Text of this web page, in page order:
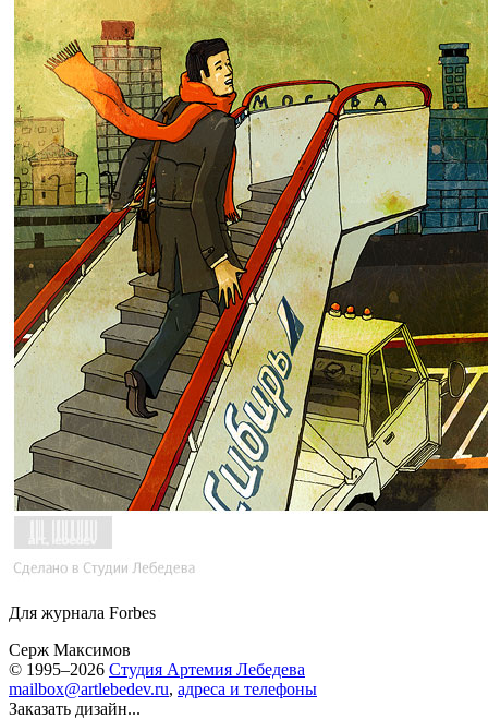
Для журнала Forbes
Серж Максимов
© 1995–2026 Студия Артемия Лебедева
mailbox@artlebedev.ru, адреса и телефоны
Заказать дизайн...